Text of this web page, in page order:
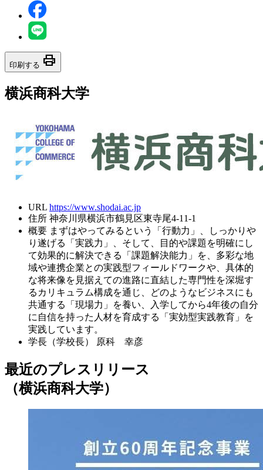
印刷する print
横浜商科大学
URL https://www.shodai.ac.jp
住所 神奈川県横浜市鶴見区東寺尾4-11-1
概要 まずはやってみるという「行動力」、しっかりや
り遂げる「実践力」、そして、目的や課題を明確にし
て効果的に解決できる「課題解決能力」を、多彩な地
域や連携企業との実践型フィールドワークや、具体的
な将来像を見据えての進路に直結した専門性を深堀す
るカリキュラム構成を通じ、どのようなビジネスにも
共通する「現場力」を養い、入学してから4年後の自分
に自信を持った人材を育成する「実効型実践教育」を
実践しています。
学長（学校長）
原科 幸彦
最近のプレスリリース
（横浜商科大学）